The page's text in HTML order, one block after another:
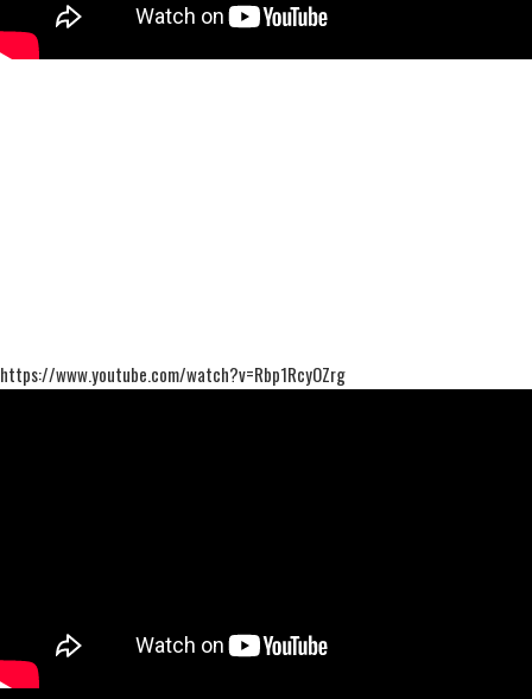
https://www.youtube.com/watch?v=Rbp1RcyOZrg